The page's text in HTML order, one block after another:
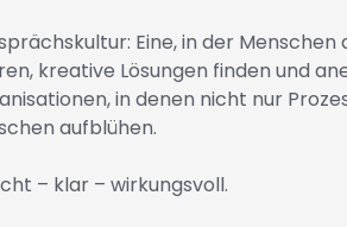
Eine, in der Menschen
kreative Lösungen finden und
in denen nicht nur
aufblühen.
– klar – wirkungsvoll.